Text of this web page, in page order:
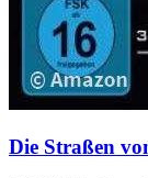
Die Straßen